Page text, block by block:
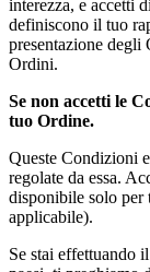
interezza, e accetti
definiscono il tuo
presentazione degli
Ordini.
Se non accetti le
tuo Ordine.
Queste Condizioni
regolate da essa.
disponibile solo per
applicabile).
Se stai effettuando